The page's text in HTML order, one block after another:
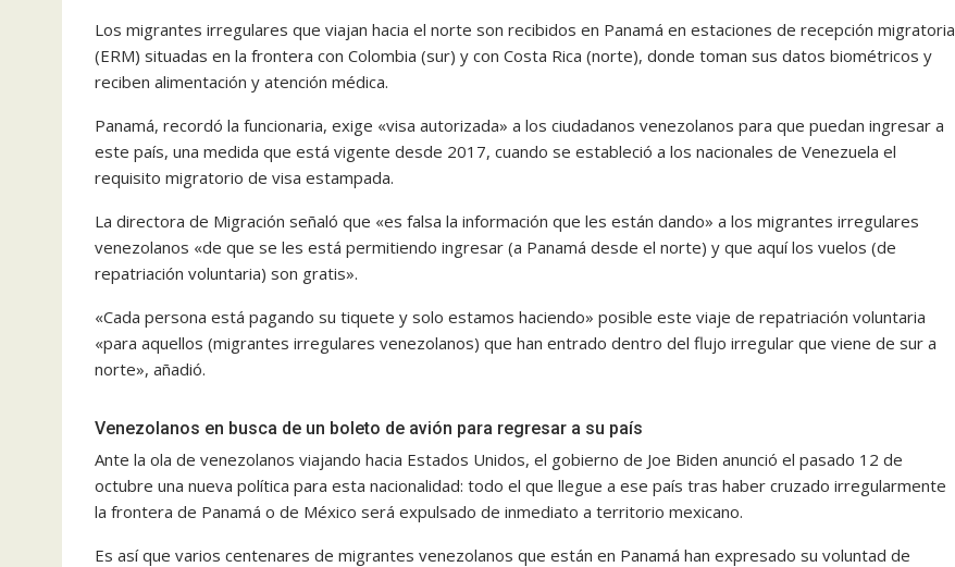
Los migrantes irregulares que viajan hacia el norte son recibidos en Panamá en estaciones de recepción migratoria
(ERM) situadas en la frontera con Colombia (sur) y con Costa Rica (norte), donde toman sus datos biométricos y
reciben alimentación y atención médica.
Panamá, recordó la funcionaria, exige «visa autorizada» a los ciudadanos venezolanos para que puedan ingresar a
este país, una medida que está vigente desde 2017, cuando se estableció a los nacionales de Venezuela el
requisito migratorio de visa estampada.
La directora de Migración señaló que «es falsa la información que les están dando» a los migrantes irregulares
venezolanos «de que se les está permitiendo ingresar (a Panamá desde el norte) y que aquí los vuelos (de
repatriación voluntaria) son gratis».
«Cada persona está pagando su tiquete y solo estamos haciendo» posible este viaje de repatriación voluntaria
«para aquellos (migrantes irregulares venezolanos) que han entrado dentro del flujo irregular que viene de sur a
norte», añadió.
Venezolanos en busca de un boleto de avión para regresar a su país
Ante la ola de venezolanos viajando hacia Estados Unidos, el gobierno de Joe Biden anunció el pasado 12 de
octubre una nueva política para esta nacionalidad: todo el que llegue a ese país tras haber cruzado irregularmente
la frontera de Panamá o de México será expulsado de inmediato a territorio mexicano.
Es así que varios centenares de migrantes venezolanos que están en Panamá han expresado su voluntad de